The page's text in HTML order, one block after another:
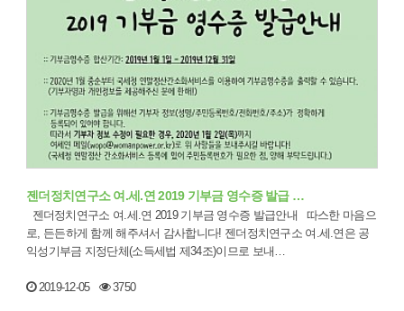
젠더정치연구소 여.세.연 2019 기부금 영수증 발급 …
로, 든든하게 함께 해주셔서 감사합니다! 젠더정치연구소 여.세.연은 공
익성기부금 지정단체(소득세법 제34조)이므로 보내…
2019-12-05 3750